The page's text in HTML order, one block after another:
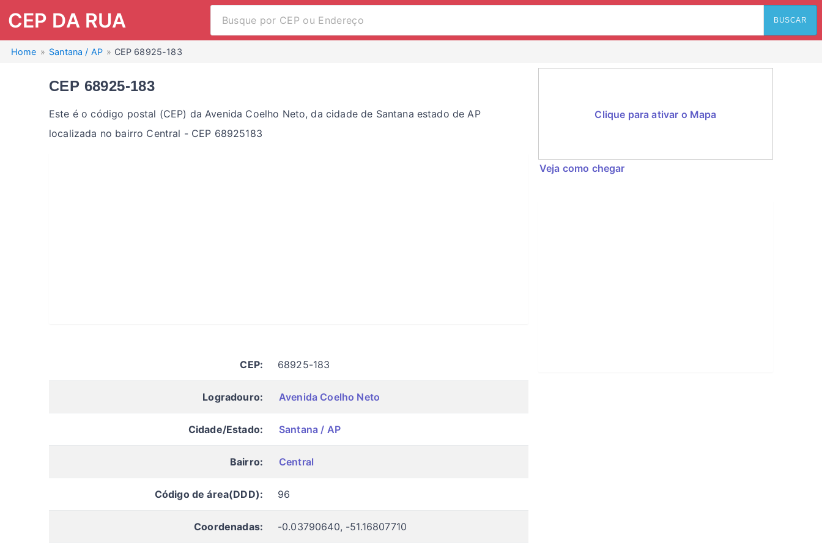
CEP DA RUA BUSCAR
Home Santana / AP CEP 68925-183
CEP 68925-183
Este é o código postal (CEP) da Avenida Coelho Neto, da cidade de Santana estado de AP
localizada no bairro Central - CEP 68925183
CEP: 68925-183
Logradouro: Avenida Coelho Neto
Cidade/Estado: Santana / AP
Bairro: Central
Código de área(DDD): 96
Coordenadas: -0.03790640, -51.16807710
Clique para ativar o Mapa
Veja como chegar